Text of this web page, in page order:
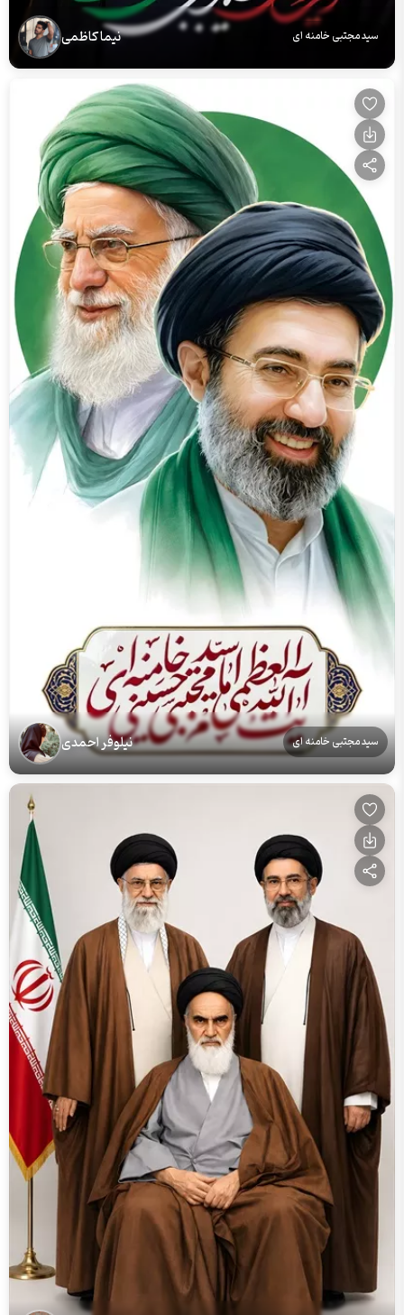
سید مجتبی خامنه ای نیما کاظمی
سید مجتبی خامنه ای نیلوفر احمدی